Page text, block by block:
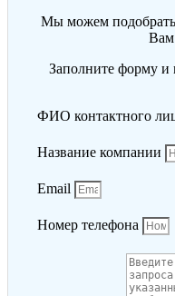
Мы можем подобрать
Вам
Заполните форму
ФИО контактного
Название компании
Email
Номер телефона